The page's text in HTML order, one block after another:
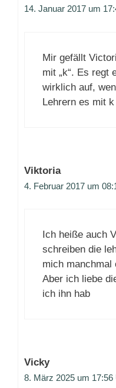
14. Januar 2017 um
Mir gefällt
mit „k“. Es regt
wirklich auf,
Lehrern es mit
Viktoria
4. Februar 2017 um
Ich heiße auch
schreiben die
mich manchmal
Aber ich liebe
ich ihn hab
Vicky
8. März 2025 um 17:56